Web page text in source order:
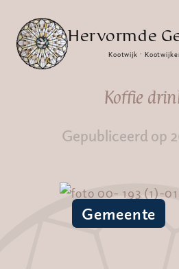
Hervormde
Kootwijk ·
Koffie
Gepubliceerd op
Gemeente